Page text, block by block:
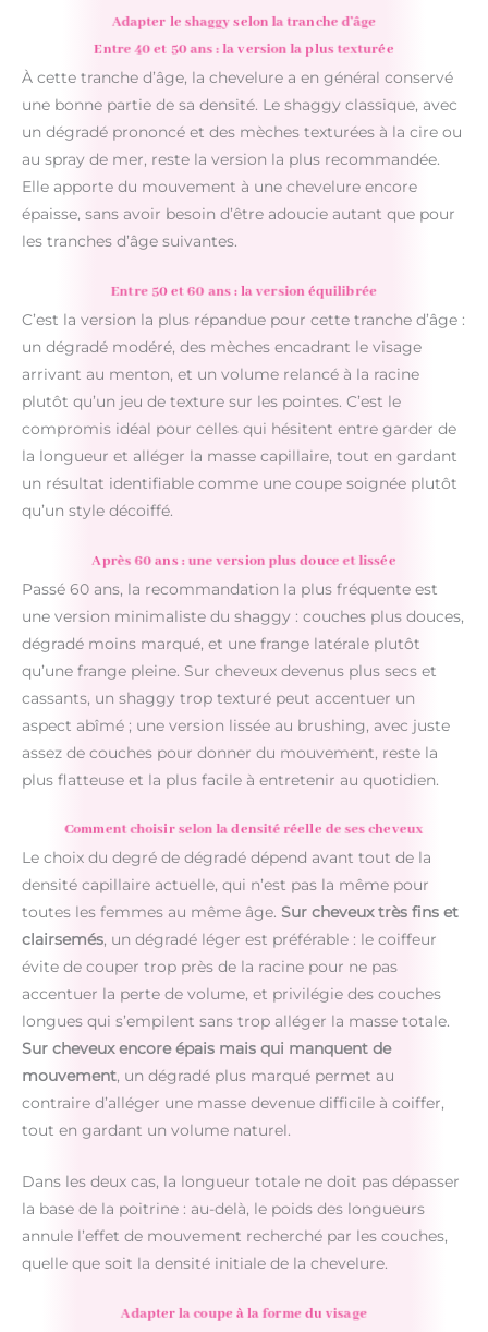
Adapter le shaggy selon la tranche d’âge
Entre 40 et 50 ans : la version la plus texturée
À cette tranche d’âge, la chevelure a en général conservé
une bonne partie de sa densité. Le shaggy classique, avec
un dégradé prononcé et des mèches texturées à la cire ou
au spray de mer, reste la version la plus recommandée.
Elle apporte du mouvement à une chevelure encore
épaisse, sans avoir besoin d’être adoucie autant que pour
les tranches d’âge suivantes.
Entre 50 et 60 ans : la version équilibrée
C’est la version la plus répandue pour cette tranche d’âge :
un dégradé modéré, des mèches encadrant le visage
arrivant au menton, et un volume relancé à la racine
plutôt qu’un jeu de texture sur les pointes. C’est le
compromis idéal pour celles qui hésitent entre garder de
la longueur et alléger la masse capillaire, tout en gardant
un résultat identifiable comme une coupe soignée plutôt
qu’un style décoiffé.
Après 60 ans : une version plus douce et lissée
Passé 60 ans, la recommandation la plus fréquente est
une version minimaliste du shaggy : couches plus douces,
dégradé moins marqué, et une frange latérale plutôt
qu’une frange pleine. Sur cheveux devenus plus secs et
cassants, un shaggy trop texturé peut accentuer un
aspect abîmé ; une version lissée au brushing, avec juste
assez de couches pour donner du mouvement, reste la
plus flatteuse et la plus facile à entretenir au quotidien.
Comment choisir selon la densité réelle de ses cheveux
Le choix du degré de dégradé dépend avant tout de la
densité capillaire actuelle, qui n’est pas la même pour
toutes les femmes au même âge. Sur cheveux très fins et
clairsemés, un dégradé léger est préférable : le coiffeur
évite de couper trop près de la racine pour ne pas
accentuer la perte de volume, et privilégie des couches
longues qui s’empilent sans trop alléger la masse totale.
Sur cheveux encore épais mais qui manquent de
mouvement, un dégradé plus marqué permet au
contraire d’alléger une masse devenue difficile à coiffer,
tout en gardant un volume naturel.
Dans les deux cas, la longueur totale ne doit pas dépasser
la base de la poitrine : au-delà, le poids des longueurs
annule l’effet de mouvement recherché par les couches,
quelle que soit la densité initiale de la chevelure.
Adapter la coupe à la forme du visage